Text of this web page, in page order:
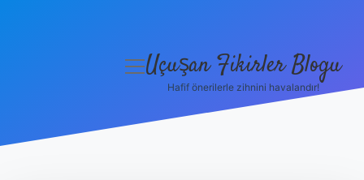
menüyü
Uçuşan Fikirler Blogu
Hafif önerilerle zihnini havalandır!